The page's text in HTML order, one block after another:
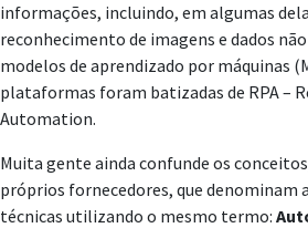
informações, incluindo, em algumas
reconhecimento de imagens e dados
modelos de aprendizado por máquinas
plataformas foram batizadas de RPA –
Automation.
Muita gente ainda confunde os
próprios fornecedores, que denominam
técnicas utilizando o mesmo termo: